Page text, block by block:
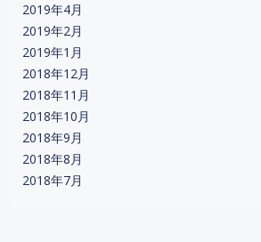
2019年4月
2019年2月
2019年1月
2018年12月
2018年11月
2018年10月
2018年9月
2018年8月
2018年7月